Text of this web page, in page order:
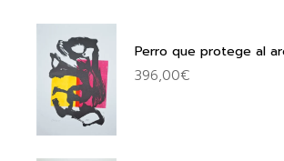
Perro que protege al
396,00€